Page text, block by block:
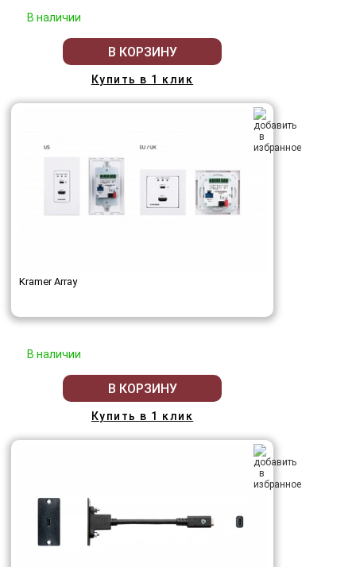
В наличии
В КОРЗИНУ
Купить в 1 клик
Kramer Array
В наличии
В КОРЗИНУ
Купить в 1 клик